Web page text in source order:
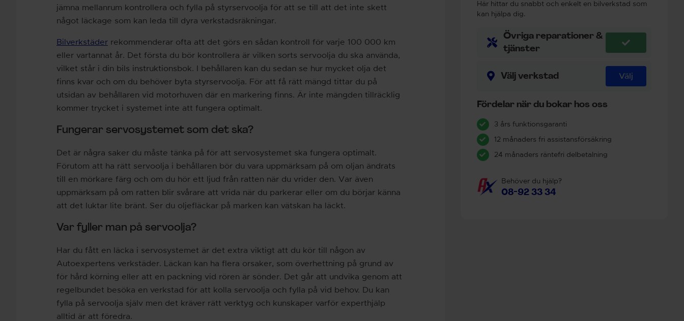
jämna mellanrum kontrollera och fylla på styrservoolja för att se till att det inte skett
något läckage som kan leda till dyra verkstadsräkningar.
Bilverkstäder rekommenderar ofta att det görs en sådan kontroll för varje 100 000 km
eller vartannat år. Det första du bör kontrollera är vilken sorts servoolja du ska använda,
vilket står i din bils instruktionsbok. I behållaren kan du sedan se hur mycket olja det
finns kvar och om du behöver byta styrservoolja. För att få rätt mängd tittar du på
utsidan av behållaren vid motorhuven där en markering finns. Är inte mängden tillräcklig
kommer trycket i systemet inte att fungera optimalt.
Fungerar servosystemet som det ska?
Det är några saker du måste tänka på för att servosystemet ska fungera optimalt.
Förutom att ha rätt servoolja i behållaren bör du vara uppmärksam på om oljan ändrats
till en mörkare färg och om du hör ett ljud från ratten när du vrider den. Var även
uppmärksam på om ratten blir svårare att vrida när du parkerar eller om du börjar känna
att det luktar lite bränt. Ser du oljefläckar på marken kan vätskan ha läckt.
Var fyller man på servoolja?
Har du fått en läcka i servosystemet är det extra viktigt att du kör till någon av
Autoexpertens verkstäder. Läckan kan ha flera orsaker, som överhettning på grund av
för hård körning eller att en packning vid rören är sönder. Det går att undvika genom att
regelbundet besöka en verkstad för att kolla servoolja och fylla på vid behov. Du kan
fylla på servoolja själv men det kräver rätt verktyg och kunskaper varför experthjälp
alltid är att föredra.
Här hittar du snabbt och enkelt en bilverkstad som
kan hjälpa dig.
Övriga reparationer &
tjänster
Välj verkstad Välj
Fördelar när du bokar hos oss
3 års funktionsgaranti
12 månaders fri assistansförsäkring
24 månaders räntefri delbetalning
Behöver du hjälp?
08-92 33 34